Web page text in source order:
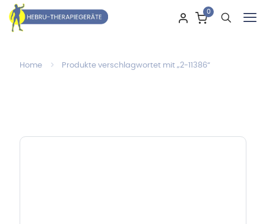
0
Home Produkte verschlagwortet mit „2-11386“